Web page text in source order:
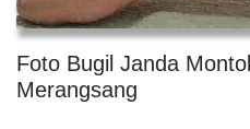
Foto Bugil Janda
Merangsang